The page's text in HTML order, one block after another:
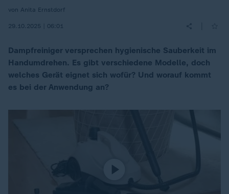
von Anita Ernstdorf
29.10.2025 | 06:01
Dampfreiniger versprechen hygienische Sauberkeit im
Handumdrehen. Es gibt verschiedene Modelle, doch
welches Gerät eignet sich wofür? Und worauf kommt
es bei der Anwendung an?